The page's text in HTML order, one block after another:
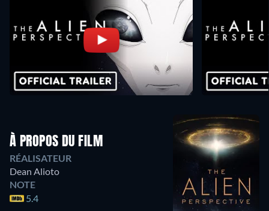
À PROPOS DU FILM
RÉALISATEUR
Dean Alioto
NOTE
5.4